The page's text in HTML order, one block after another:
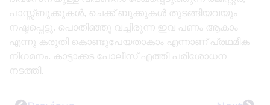
പാസ്സ്‌ബുക്കുകൾ, ചെക്ക് ബുക്കുകൾ തുടങ്ങിയവയും
നഷ്ടപ്പെട്ടു. പൊതിഞ്ഞു വച്ചിരുന്ന ഇവ പണം ആകാം
എന്നു കരുതി കൊണ്ടുപേയതാകാം എന്നാണ് പ്രഥമീക
നിഗമനം. കാട്ടാക്കട പോലീസ് എത്തി പരിശോധന
നടത്തി.